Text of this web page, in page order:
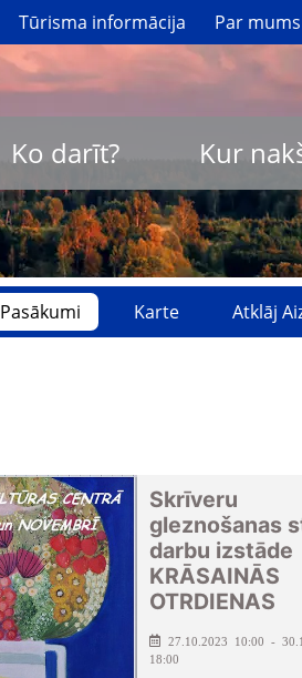
Tūrisma informācija Par mums
Ko darīt? Kur
Pasākumi Karte Atklāj
Skrīveru
gleznošanas
darbu izstāde
KRĀSAINĀS
OTRDIENAS
27.10.2023 10:00 -
18:00